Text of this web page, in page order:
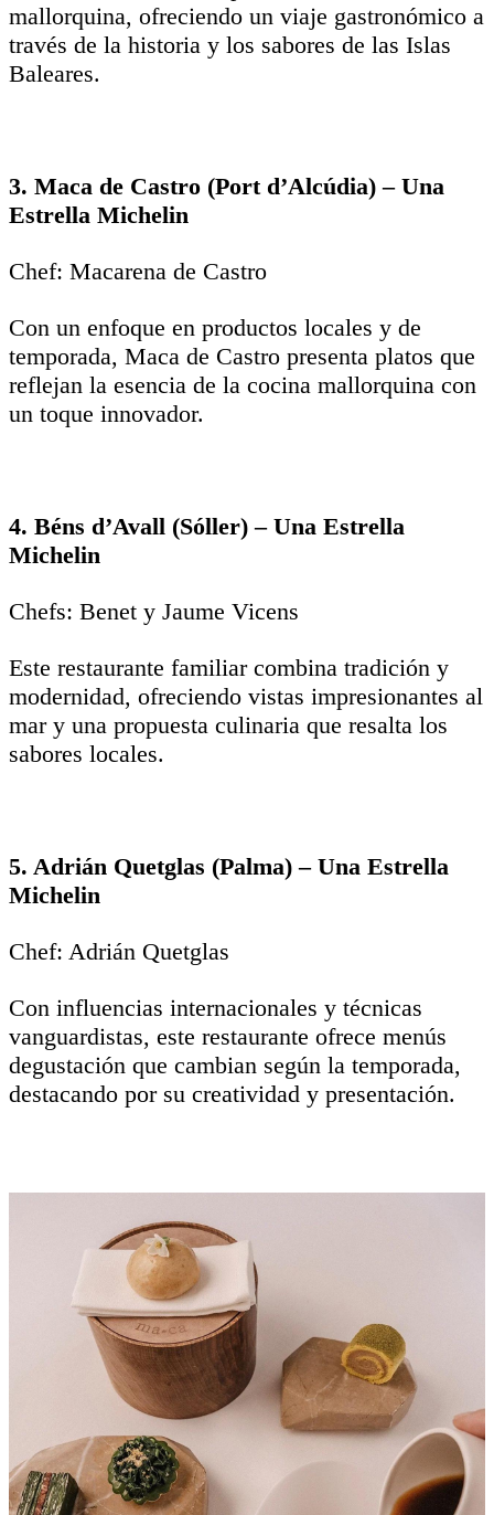
mallorquina, ofreciendo un viaje gastronómico a
través de la historia y los sabores de las Islas
Baleares.
3. Maca de Castro (Port d’Alcúdia) – Una
Estrella Michelin
Chef: Macarena de Castro
Con un enfoque en productos locales y de
temporada, Maca de Castro presenta platos que
reflejan la esencia de la cocina mallorquina con
un toque innovador.
4. Béns d’Avall (Sóller) – Una Estrella
Michelin
Chefs: Benet y Jaume Vicens
Este restaurante familiar combina tradición y
modernidad, ofreciendo vistas impresionantes al
mar y una propuesta culinaria que resalta los
sabores locales.
5. Adrián Quetglas (Palma) – Una Estrella
Michelin
Chef: Adrián Quetglas
Con influencias internacionales y técnicas
vanguardistas, este restaurante ofrece menús
degustación que cambian según la temporada,
destacando por su creatividad y presentación.